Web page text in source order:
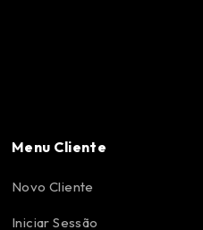
Menu Cliente
Novo Cliente
Iniciar Sessão